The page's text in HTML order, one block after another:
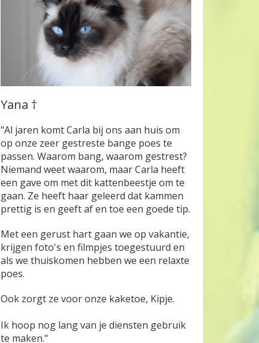
Yana †
"Al jaren komt Carla bij ons aan huis om
op onze zeer gestreste bange poes te
passen. Waarom bang, waarom gestrest?
Niemand weet waarom, maar Carla heeft
een gave om met dit kattenbeestje om te
gaan. Ze heeft haar geleerd dat kammen
prettig is en geeft af en toe een goede tip.
Met een gerust hart gaan we op vakantie,
krijgen foto's en filmpjes toegestuurd en
als we thuiskomen hebben we een relaxte
poes.
Ook zorgt ze voor onze kaketoe, Kipje.
Ik hoop nog lang van je diensten gebruik
te maken."